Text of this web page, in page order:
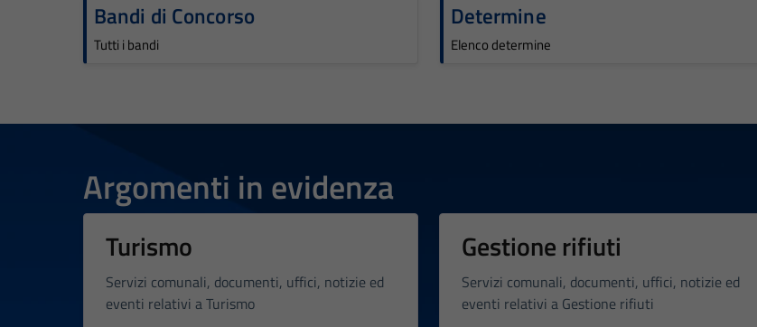
Bandi di Concorso
Tutti i bandi
Determine
Elenco determine
Argomenti in evidenza
Turismo
Servizi comunali, documenti, uffici, notizie ed
eventi relativi a Turismo
Gestione rifiuti
Servizi comunali, documenti, uffici, notizie ed
eventi relativi a Gestione rifiuti